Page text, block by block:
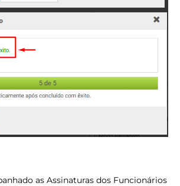
as Assinaturas dos Funcionários